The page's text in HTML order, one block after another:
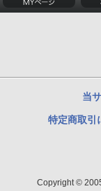
当
特定商取引
Copyright ©